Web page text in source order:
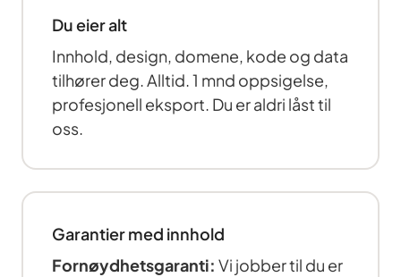
Du eier alt
Innhold, design, domene, kode og data
tilhører deg. Alltid. 1 mnd oppsigelse,
profesjonell eksport. Du er aldri låst til
oss.
Garantier med innhold
Fornøydhetsgaranti: Vi jobber til du er